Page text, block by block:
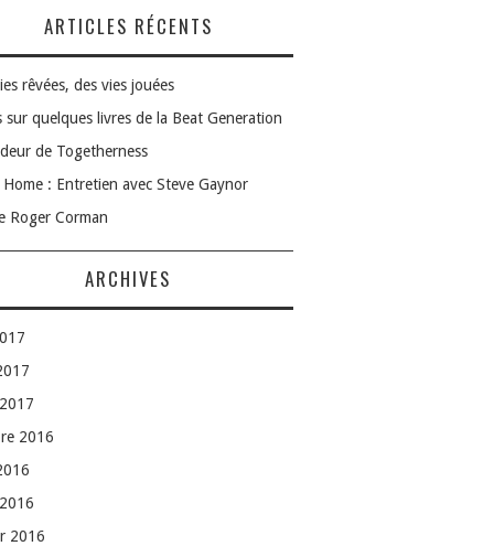
ARTICLES RÉCENTS
rêvées, des vies jouées
sur quelques livres de la Beat Generation
de Togetherness
: Entretien avec Steve Gaynor
Roger Corman
ARCHIVES
2016
2016